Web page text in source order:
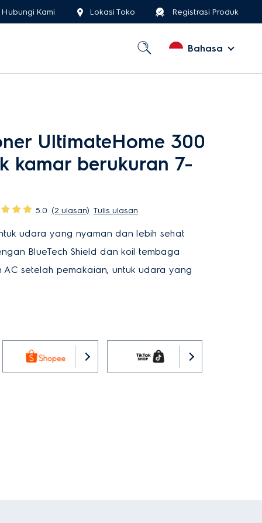
Hubungi Kami Lokasi Toko Registrasi Produk
Bahasa
UltimateHome 300
kamar berukuran 7-
5.0 (2 ulasan) Tulis ulasan
udara yang nyaman dan lebih sehat
BlueTech Shield dan koil tembaga
AC setelah pemakaian, untuk udara yang